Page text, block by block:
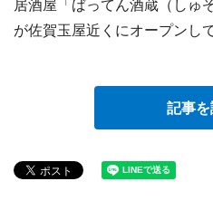
居酒屋「ばってん酒蔵（しゅ
が佐賀玉屋近くにオープンし
記事